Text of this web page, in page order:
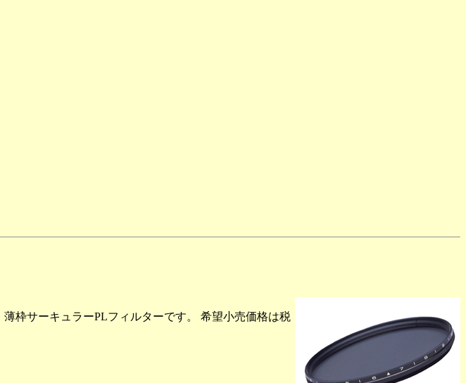
枠サーキュラーPLフィルターです。 希望小売価格は税